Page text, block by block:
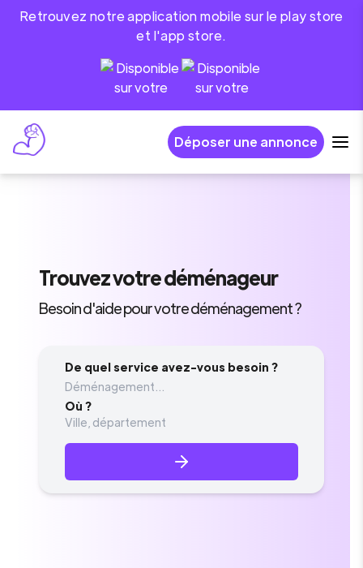
Retrouvez notre application mobile sur le play store
et l'app store.
Déposer une annonce
Trouvezvotre déménageur
Besoin d'aide pour votre déménagement ?
De quel service avez-vous besoin ?
Déménagement...
Où ?